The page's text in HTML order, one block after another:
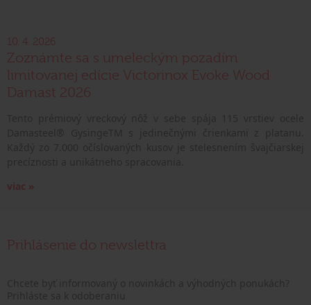
10. 4. 2026
Zoznámte sa s umeleckým pozadím
limitovanej edície Victorinox Evoke Wood
Damast 2026
viac »
Prihlásenie do newslettra